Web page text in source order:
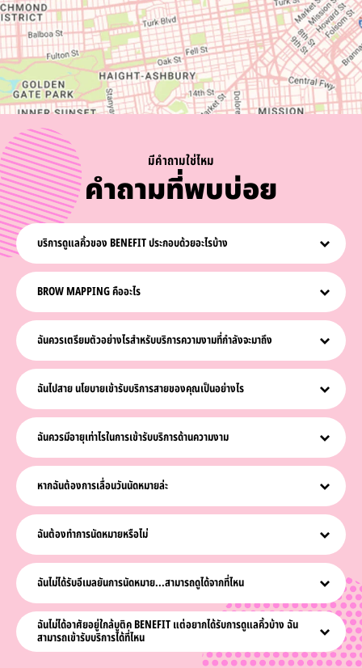
มีคำถามใช่ไหม
คำถามที่พบบ่อย
บริการดูแลคิ้วของ BENEFIT ประกอบด้วยอะไรบ้าง
ประสบการณ์กับ Benefit แต่ละครั้งนั้นเป็นเอกลักษณ์เฉพาะสำหรับคุณและความ
ต้องการของคุณ โดย Brow & Beauty Expert (BBE) จะเริ่มด้วยการให้คำปรึกษา
Brow Mapping ที่ออกแบบตามความต้องการของคุณจะทำให้คุณเห็นว่าขนคิ้วส่วน
ไหนที่ต้องไป และส่วนไหนจะได้ เติบโต เพื่อให้ได้ทรงคิ้วที่คุณหลงรัก ในช่วงท้ายของ
ได้พร้อมที่จะอวดโฉมคิ้วของคุณอย่างภูมิใจ
BROW MAPPING คืออะไร
เทคนิคการ Brow Mapping ที่ออกแบบตามความต้องการของคุณจะช่วยให้ทราบ
ว่าคิ้วของคุณควรเริ่มจากจุดไหน มีแนวโค้งเท่าไร และสิ้นสุดที่ตรงไหน และดูว่าขนคิ้ว
ทรงใหม่ที่เหมาะกับคุณ เมื่อกำหนดทรงคิ้วได้แล้ว Brow & Beauty Expert จะเริ่ม
ลงมือจัดการคิ้วของคุณเพื่อให้ได้รูปทรงผ่านการให้บริการ ใช้ผลิตภัณฑ์ หรือทั้งสอง
ฉันควรเตรียมตัวอย่างไรสำหรับบริการความงามที่กำลังจะมาถึง
บริการเติมคิ้วและต่อขนตา:หากคุณไม่เคยย้อมสีหรือเติมขนคิ้วหรือขนตามาก่อน คุณ
จะต้องรับการทดสอบการแพ้*เป็นเวลา 24 ชั่วโมงก่อนเข้ารับบริการแต่งสี เพียงเข้าไป
หน้า ต้องไม่ทำการเปลี่ยนสีผิวด้วยตัวเองหรือพ่นสเปรย์เปลี่ยนสีผิวเป็นเวลา 24
ชั่วโมงก่อนหน้าและหลังเข้ารับบริการแต่งสี
บริการเคลือบคิ้ว:หากคุณมีอาการแพ้ยาย้อมผมหรือน้ำยาดัดผม คุณจะต้องรับการ
ทดสอบการแพ้*เป็นเวลา 24 ชั่วโมงก่อนเข้ารับบริการเคลือบคิ้ว เพียงแวะเข้าไปที่ร้าน
โปรดแน่ใจว่าคุณไม่ได้ทำการเคลือบคิ้วภายในระยะเวลา 6 สัปดาห์ก่อนวันนัดหมาย
*ในบางประเทศจะใช้เวลา 48 ชั่วโมง
ฉันไปสาย นโยบายเข้ารับบริการสายของคุณเป็นอย่างไร
เราเข้าใจว่าเหตุการณ์ต่างๆ สามารถเกิดขึ้นได้ เราจะทำอย่างเต็มที่เพื่ออำนวยความ
สะดวกให้คุณ อย่างไรก็ตาม หากคุณมาสายเกิน 5 นาทีจากเวลานัด คิวของคุณอาจจะ
ฉันควรมีอายุเท่าไรในการเข้ารับบริการด้านความงาม
คุณสามารถตรวจสอบอายุขั้นต่ำได้ตอนทำการนัดหมายเพื่อดูว่าคุณต้องมีผู้ปกครอง
มาด้วยในระหว่างการนัดหมายเพื่ออนุญาตให้เข้ารับบริการหรือไม่
หากฉันต้องการเลื่อนวันนัดหมายล่ะ
ไม่ต้องกังวล แผนการสามารถเปลี่ยนแปลงได้เสมอ! กรุณายกเลิกล่วงหน้าหากคุณไม่
สามารถมาตามที่ทำการนัดหมายได้ —ผ่านทางอีเมลหากคุณเลือกที่จะรับการแจ้ง
หมายใหม่หรือไม่
ฉันต้องทำการนัดหมายหรือไม่
ขอแนะนำให้ทำการนัดหมาย แต่เราก็รับลูกค้าวอล์คอินเช่นกัน
ฉันไม่ได้รับอีเมลยันการนัดหมาย...สามารถดูได้จากที่ไหน
หากคุณมีปัญหาในการรับอีเมลเกี่ยวกับการนัดหมาย โปรดดูในโฟลเดอร์ขยะเพื่อความ
ปลอดภัย
ฉันไม่ได้อาศัยอยู่ใกล้บูติค BENEFIT แต่อยากได้รับการดูแลคิ้วบ้าง ฉัน
สามารถเข้ารับบริการได้ที่ไหน
เรามี Brow & Beauty Experts กว่า 5,000 คนทั่วโลกซึ่งยินดีที่จะทำให้คิ้วของคุณ